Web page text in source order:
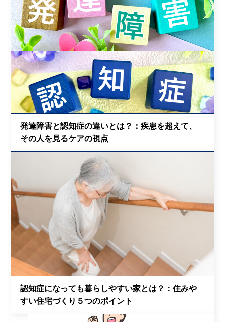
発達障害と認知症の違いとは？：疾患を超えて、
その人を見るケアの視点
認知症になっても暮らしやすい家とは？：住みや
すい住宅づくり５つのポイント